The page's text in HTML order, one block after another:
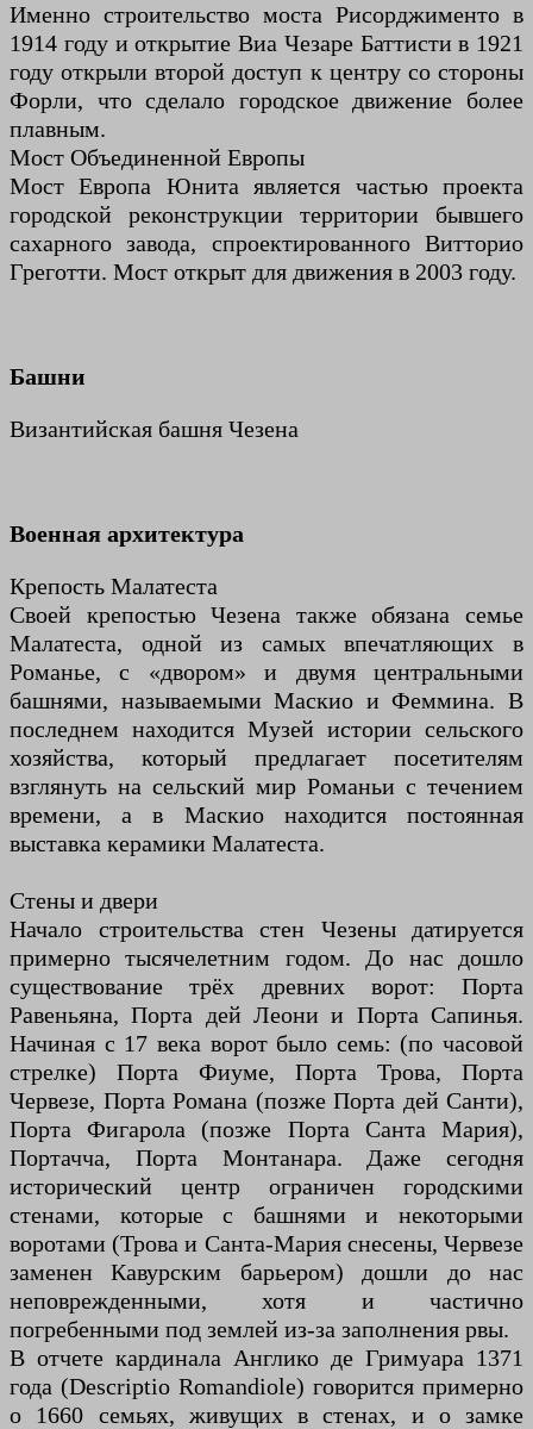
Именно строительство моста Рисорджименто в
1914 году и открытие Виа Чезаре Баттисти в 1921
году открыли второй доступ к центру со стороны
Форли, что сделало городское движение более
плавным.
Мост Объединенной Европы
Мост Европа Юнита является частью проекта
городской реконструкции территории бывшего
сахарного завода, спроектированного Витторио
Греготти. Мост открыт для движения в 2003 году.
Башни
Византийская башня Чезена
Военная архитектура
Крепость Малатеста
Своей крепостью Чезена также обязана семье
Малатеста, одной из самых впечатляющих в
Романье, с «двором» и двумя центральными
башнями, называемыми Маскио и Феммина. В
последнем находится Музей истории сельского
хозяйства, который предлагает посетителям
взглянуть на сельский мир Романьи с течением
времени, а в Маскио находится постоянная
выставка керамики Малатеста.
Стены и двери
Начало строительства стен Чезены датируется
примерно тысячелетним годом. До нас дошло
существование трёх древних ворот: Порта
Равеньяна, Порта дей Леони и Порта Сапинья.
Начиная с 17 века ворот было семь: (по часовой
стрелке) Порта Фиуме, Порта Трова, Порта
Червезе, Порта Романа (позже Порта дей Санти),
Порта Фигарола (позже Порта Санта Мария),
Портачча, Порта Монтанара. Даже сегодня
исторический центр ограничен городскими
стенами, которые с башнями и некоторыми
воротами (Трова и Санта-Мария снесены, Червезе
заменен Кавурским барьером) дошли до нас
неповрежденными, хотя и частично
погребенными под землей из-за заполнения рвы.
В отчете кардинала Англико де Гримуара 1371
года (Descriptio Romandiole) говорится примерно
о 1660 семьях, живущих в стенах, и о замке